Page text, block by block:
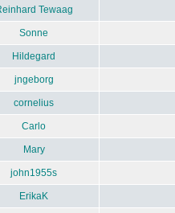
Tewaag
Sonne
Hildegard
jngeborg
cornelius
Carlo
Mary
john1955s
ErikaK